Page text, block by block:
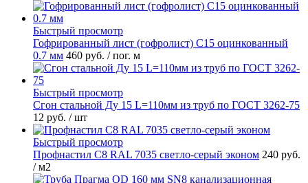
Быстрый просмотр
Гофрированный лист (гофролист) С15 оцинкованный
0.7 мм 460 руб. / пог. м
Быстрый просмотр
Сгон стальной Ду 15 L=110мм из труб по ГОСТ 3262-75
12 руб. / шт
Быстрый просмотр
Профнастил С8 RAL 7035 светло-серый эконом 240 руб.
/ м2